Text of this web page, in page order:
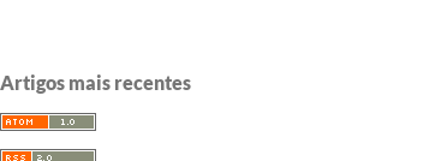
Artigos mais recentes